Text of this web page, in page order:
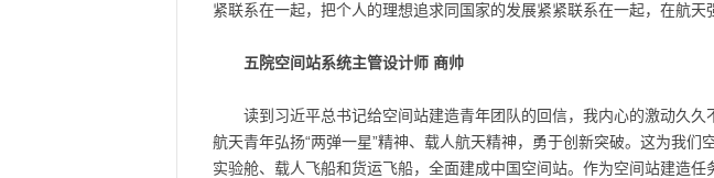
紧联系在一起，把个人的理想追求同国家的发展紧紧联系在一起，在航天
五院空间站系统主管设计师 商帅
读到习近平总书记给空间站建造青年团队的回信，我内心的激动久
航天青年弘扬“两弹一星”精神、载人航天精神，勇于创新突破。这为我
实验舱、载人飞船和货运飞船，全面建成中国空间站。作为空间站建造